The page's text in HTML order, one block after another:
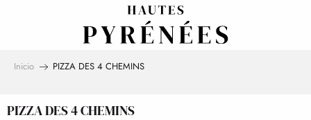
Inicio PIZZA DES 4 CHEMINS
PIZZA DES 4 CHEMINS